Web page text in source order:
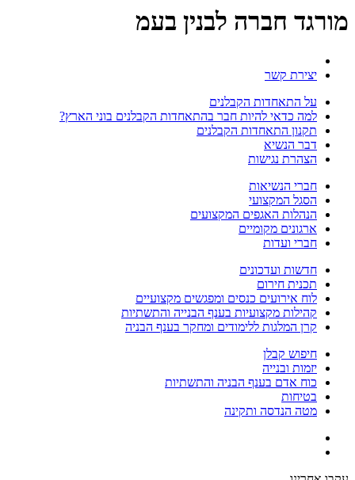
מורגד חברה לבנין בעמ
יצירת קשר
על התאחדות הקבלנים
למה כדאי להיות חבר בהתאחדות הקבלנים בוני הארץ?
תקנון התאחדות הקבלנים
דבר הנשיא
הצהרת נגישות
חברי הנשיאות
הסגל המקצועי
הנהלות האגפים המקצועים
ארגונים מקומיים
חברי ועדות
חדשות ועדכונים
תכנית חירום
לוח אירועים כנסים ומפגשים מקצועיים
קהילות מקצועיות בענף הבנייה והתשתיות
קרן המלגות ללימודים ומחקר בענף הבניה
חיפוש קבלן
יזמות ובנייה
כוח אדם בענף הבניה והתשתיות
בטיחות
מטה הנדסה ותקינה